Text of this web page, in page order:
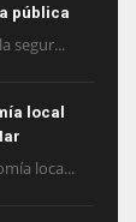
pública
segur...
local
loca...